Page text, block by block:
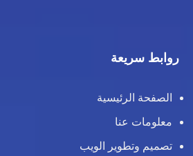
روابط سريعة
الصفحة الرئيسية
معلومات عنا
تصميم وتطوير الويب